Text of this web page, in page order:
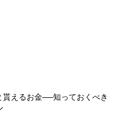
えるお金──知っておくべき